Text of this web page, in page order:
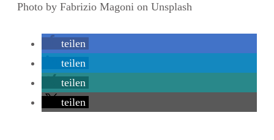
Photo by Fabrizio Magoni on Unsplash
teilen
teilen
teilen
teilen